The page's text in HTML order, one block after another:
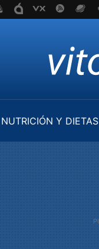
NUTRICIÓN Y DIETAS